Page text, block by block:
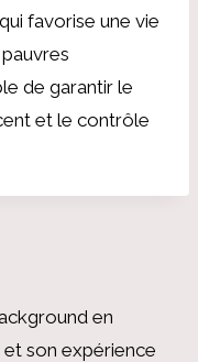
favorise une vie
de garantir le
et le contrôle
en
son expérience